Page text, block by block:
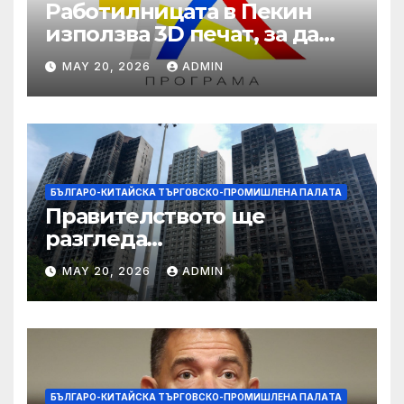
Работилницата в Пекин
използва 3D печат, за да
даде възможност на
работниците с увреждания
MAY 20, 2026 ADMIN
БЪЛГАРО-КИТАЙСКА ТЪРГОВСКО-ПРОМИШЛЕНА ПАЛAТА
Правителството ще
разгледа
застрахователните
претенции на Wang Fuk
Court по план за обратно
изкупуване: Хоп
MAY 20, 2026 ADMIN
БЪЛГАРО-КИТАЙСКА ТЪРГОВСКО-ПРОМИШЛЕНА ПАЛAТА